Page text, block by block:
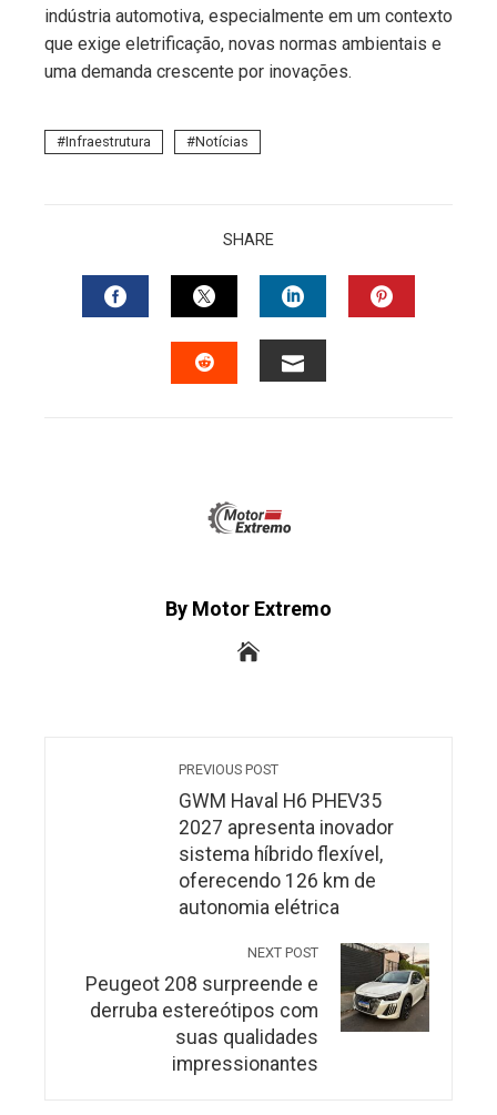
indústria automotiva, especialmente em um contexto
que exige eletrificação, novas normas ambientais e
uma demanda crescente por inovações.
Infraestrutura Notícias
SHARE
FACEBOOKTWITTERLINKEDIN
By Motor Extremo
PREVIOUS POST
GWM Haval H6 PHEV35
2027 apresenta inovador
sistema híbrido flexível,
oferecendo 126 km de
autonomia elétrica
NEXT POST
Peugeot 208 surpreende e
derruba estereótipos com
suas qualidades
impressionantes